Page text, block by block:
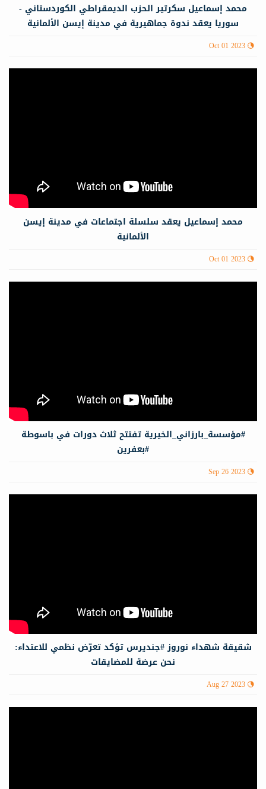
محمد إسماعيل سكرتير الحزب الديمقراطي الكوردستاني -
سوريا يعقد ندوة جماهيرية في مدينة إيسن الألمانية
Oct 01 2023
محمد إسماعيل يعقد سلسلة اجتماعات في مدينة إيسن
الألمانية
Oct 01 2023
#مؤسسة_بارزاني_الخيرية تفتتح ثلاث دورات في باسوطة
#بعفرين
Sep 26 2023
شقيقة شهداء نوروز #جنديرس تؤكد تعرّض نظمي للاعتداء:
نحن عرضة للمضايقات
Aug 27 2023